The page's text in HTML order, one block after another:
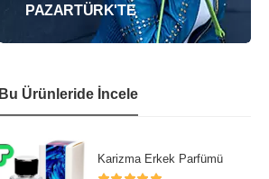
PAZARTÜRK'TE
Bu Ürünleride İncele
Karizma Erkek Parfümü